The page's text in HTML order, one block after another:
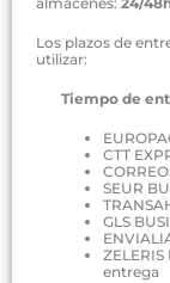
Los plazos de
utilizar:
Tiempo de
CTT
SEUR
GLS
entrega